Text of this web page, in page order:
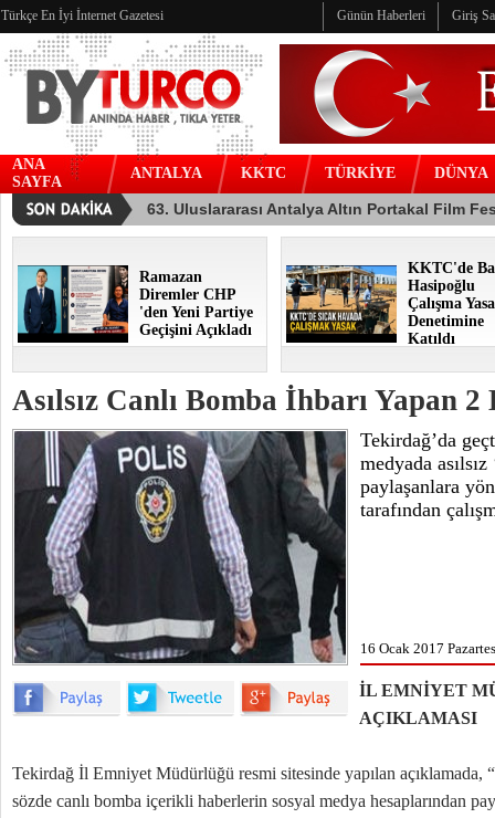
Türkçe En İyi İnternet Gazetesi Günün Haberleri Giriş
ANA
SAYFA
ANTALYA KKTC TÜRKİYE DÜNYA
Ramazan
Diremler CHP
'den Yeni Partiye
Geçişini Açıkladı
KKTC'de
Hasipoğlu
Çalışma
Denetimine
Katıldı
Asılsız Canlı Bomba İhbarı Yapan
Tekirdağ’da
medyada asılsız
paylaşanlara
tarafından
16 Ocak 2017
İL EMNİYET
AÇIKLAMASI
Tekirdağ İl Emniyet Müdürlüğü resmi sitesinde yapılan açıklamada,
sözde canlı bomba içerikli haberlerin sosyal medya hesaplarından